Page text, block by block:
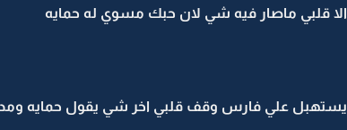
الا قلبي ماصار فيه شي لان حبك مسوي له حمايه
يستهبل علي فارس وقف قلبي اخر شي يقول حمايه